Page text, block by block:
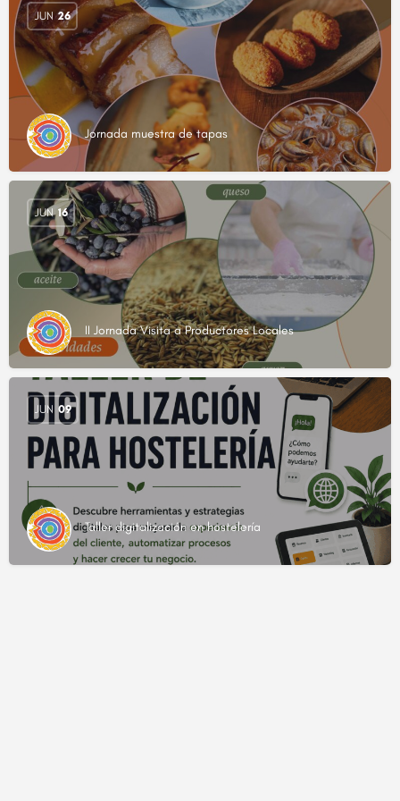
Jornada muestra de tapas
JUN 26
II Jornada Visita a Productores Locales
JUN 16
Taller digitalización en hostelería
JUN 09